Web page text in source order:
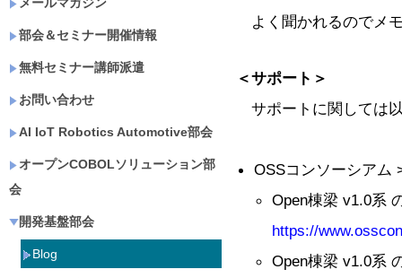
部会＆セミナー開催情報
無料セミナー講師派遣
お問い合わせ
AI IoT Robotics Automotive部会
オープンCOBOLソリューション部
会
開発基盤部会
Blog
よく聞かれるのでメ
＜サポート＞
サポートに関しては
OSSコンソーシアム
Open棟梁 v1.0系
https://
Open棟梁 v1.0系